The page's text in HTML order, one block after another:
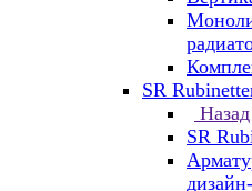
SR
Назад
SR